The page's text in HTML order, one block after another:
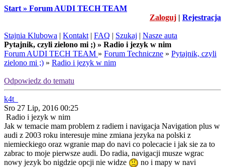
Start » Forum AUDI TECH TEAM
Zaloguj | Rejestracja
Stajnia Klubowa | Kontakt | FAQ | Szukaj | Nasze auta
Pytajnik, czyli zielono mi ;) » Radio i jezyk w nim
Forum AUDI TECH TEAM » Forum Techniczne » Pytajnik, czyli
zielono mi ;) » Radio i jezyk w nim
Odpowiedz do tematu
k4t_
Sro 27 Lip, 2016 00:25
Radio i jezyk w nim
Jak w temacie mam problem z radiem i navigacja Navigation plus w
audi z 2003 roku interesuje mine zmiana jezyka na polski z
niemieckiego oraz wgranie map do navi co polecacie i jak sie za to
zabrac to moje pierwsze audi. Do radia, navigacji musze wgrac
nowy jezyk bo nigdzie opcji nie widze
no i mapy w navi